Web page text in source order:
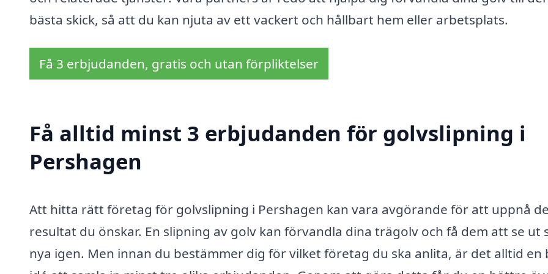
bästa skick, så att du kan njuta av ett vackert och hållbart hem eller arbetsplats.
Få 3 erbjudanden, gratis och utan förpliktelser
Få alltid minst 3 erbjudanden för golvslipning i
Pershagen
Att hitta rätt företag för golvslipning i Pershagen kan vara avgörande för att uppnå
resultat du önskar. En slipning av golv kan förvandla dina trägolv och få dem att se ut
nya igen. Men innan du bestämmer dig för vilket företag du ska anlita, är det alltid en